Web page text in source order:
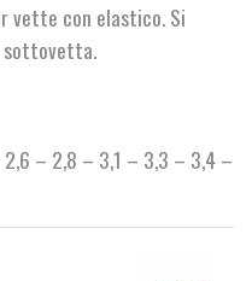
vette con elastico. Si
sottovetta.
– 2,8 – 3,1 – 3,3 – 3,4 –